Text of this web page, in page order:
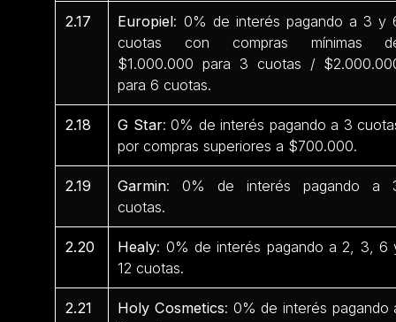
2.17 Europiel: 0% de interés pagando a 3 y
cuotas con compras mínimas
$1.000.000 para 3 cuotas /
para 6 cuotas.
2.18 G Star: 0% de interés pagando a 3
por compras superiores a $700.000.
2.19 Garmin: 0% de interés pagando a
cuotas.
2.20 Healy: 0% de interés pagando a 2, 3, 6
12 cuotas.
2.21 Holy Cosmetics: 0% de interés pagando